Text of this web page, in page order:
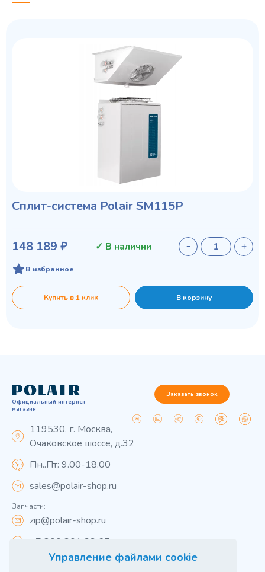
Управление файлами cookie
Сплит-система Polair SM115P
148 189 ₽ ✓ В наличии
В избранное
Купить в 1 клик В корзину
Официальный интернет-
магазин
119530, г. Москва,
Очаковское шоссе, д.32
Пн..Пт: 9.00-18.00
sales@polair-shop.ru
Запчасти:
zip@polair-shop.ru
+7 800 301 33 65
Заказать звонок